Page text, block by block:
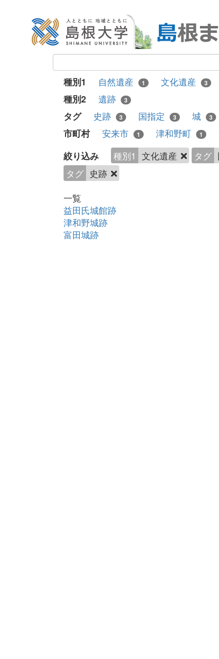
種別1 自然遺産 1 文化遺産 3
種別2 遺跡 3
タグ 史跡 3 国指定 3 城 3
市町村 安来市 1 津和野町 1
絞り込み
種別1 文化遺産 タグ
タグ 史跡
一覧
益田氏城館跡
津和野城跡
富田城跡